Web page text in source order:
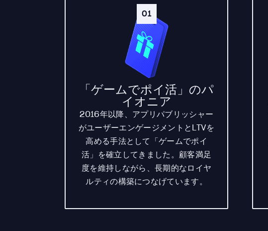
01
「ゲームでポイ活」のパ
イオニア
2016年以降、アプリパブリッシャー
がユーザーエンゲージメントとLTVを
高める手法として「ゲームでポイ
活」を確立してきました。顧客満足
度を維持しながら、長期的なロイヤ
ルティの構築につなげています。